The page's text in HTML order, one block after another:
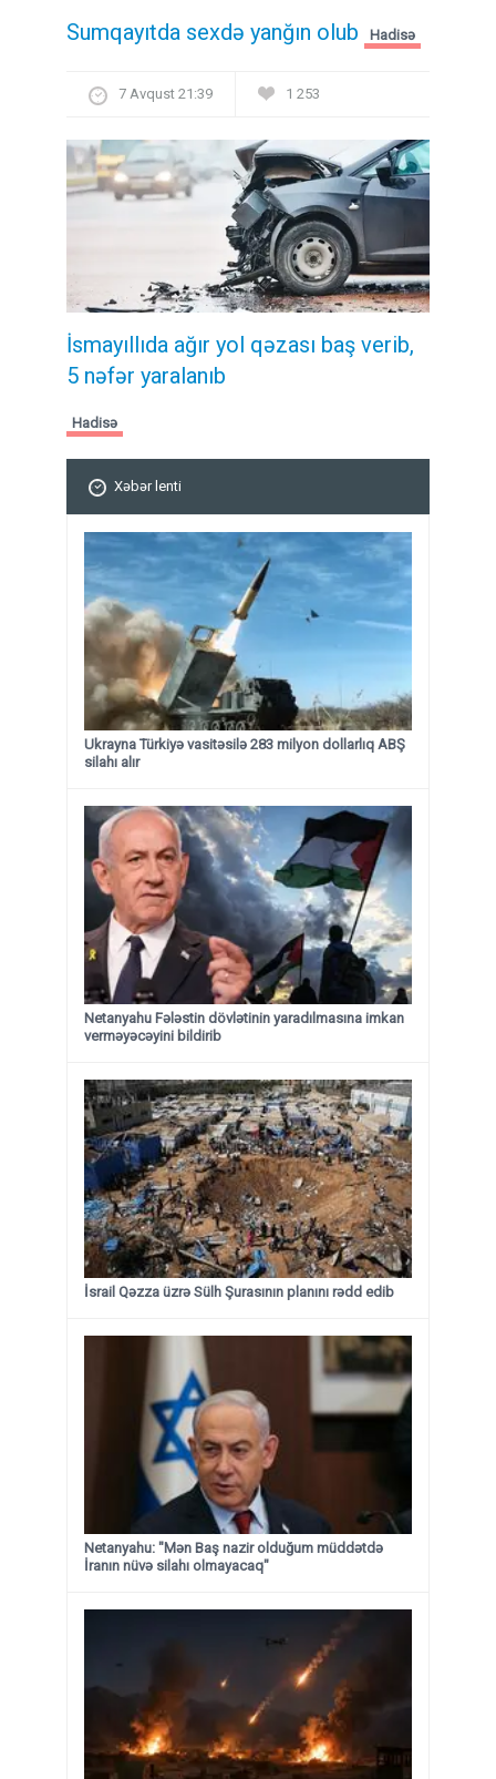
Sumqayıtda sexdə yanğın olub Hadisə
7 Avqust 21:39 1 253
İsmayıllıda ağır yol qəzası baş verib,
5 nəfər yaralanıb
Hadisə
Xəbər lenti
Ukrayna Türkiyə vasitəsilə 283 milyon dollarlıq ABŞ
silahı alır
Netanyahu Fələstin dövlətinin yaradılmasına imkan
verməyəcəyini bildirib
İsrail Qəzza üzrə Sülh Şurasının planını rədd edib
Netanyahu: "Mən Baş nazir olduğum müddətdə
İranın nüvə silahı olmayacaq"